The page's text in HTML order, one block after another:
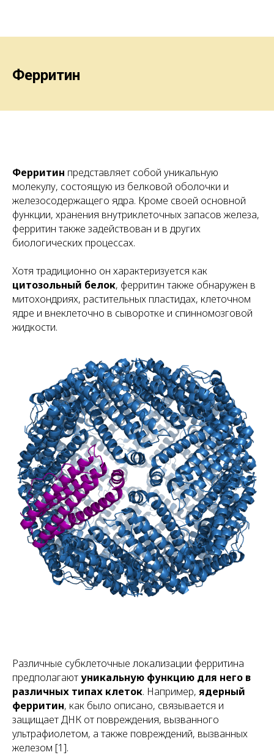
Ферритин
Ферритин представляет собой уникальную
молекулу, состоящую из белковой оболочки и
железосодержащего ядра. Кроме своей основной
функции, хранения внутриклеточных запасов железа,
ферритин также задействован и в других
биологических процессах.
Хотя традиционно он характеризуется как
цитозольный белок, ферритин также обнаружен в
митохондриях, растительных пластидах, клеточном
ядре и внеклеточно в сыворотке и спинномозговой
жидкости.
Различные субклеточные локализации ферритина
предполагаютуникальную функцию для него в
различных типах клеток. Например, ядерный
ферритин, как было описано, связывается и
защищает ДНК от повреждения, вызванного
ультрафиолетом, а также повреждений, вызванных
железом [1].